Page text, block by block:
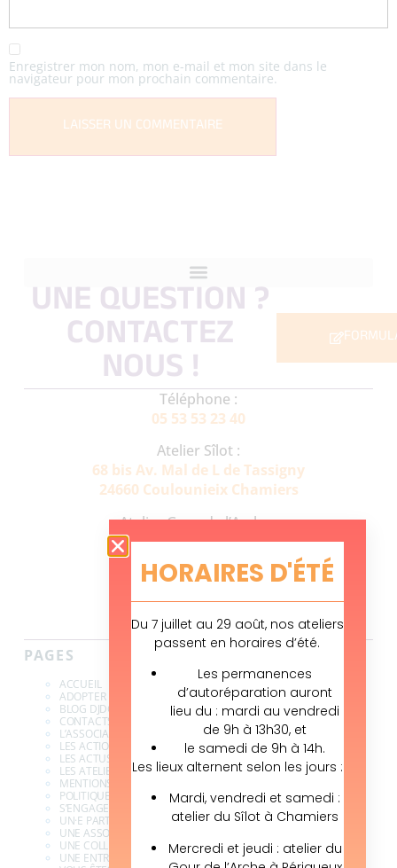
Enregistrer mon nom, mon e-mail et mon site dans le
navigateur pour mon prochain commentaire.
UNE QUESTION ?
CONTACTEZ
NOUS !
Téléphone :
05 53 53 23 40
Atelier Sîlot :
68 bis Av. Mal de L de Tassigny
24660 Coulounieix Chamiers
Atelier Gour de l’Arche :
42 Chemin de Saltgourde
24000 Périgueux
PAGES
ACCUEIL
ADOPTER UN VÉLO
BLOG DJDG
CONTACTS & INFOS
L’ASSOCIATION
LES ACTIONS
LES ACTUS
LES ATELIERS
MENTIONS LÉGALES
POLITIQUE DE CONFIDENTIALITÉ DES DONNÉES
S’ENGAGER À DJDG
UN·E PARTICULIER·E
UNE ASSOCIATION
UNE COLLECTIVITÉ
UNE ENTREPRISE
HORAIRES D'ÉTÉ
Du 7 juillet au 29 août, nos ateliers
passent en horaires d’été.
Les permanences
d’autoréparation auront
lieu du : mardi au vendredi
de 9h à 13h30, et
le samedi de 9h à 14h.
Les lieux alternent selon les jours :
Mardi, vendredi et samedi :
atelier du Sîlot à Chamiers
Mercredi et jeudi : atelier du